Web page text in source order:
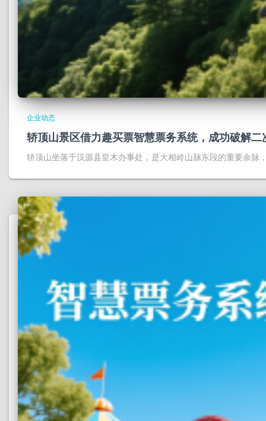
企业动态
轿顶山景区借力趣买票智慧票务系统，成功破解
轿顶山坐落于汉源县皇木办事处，是大相岭山脉东段的重要余脉